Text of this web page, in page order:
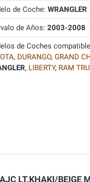
de Coche: WRANGLER
de Años: 2003-2008
de Coches
, DURANGO, GRAND
, LIBERTY, RAM
LT.KHAKI/BEIGE